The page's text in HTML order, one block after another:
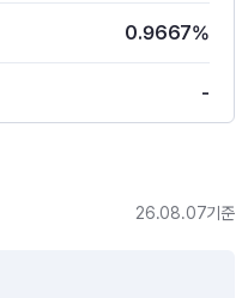
0.9667%
-
26.08.07기준